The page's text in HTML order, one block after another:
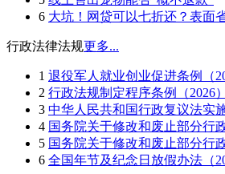
6 大坑！网贷可以七折还？表面
行政法律法规更多...
1 退役军人就业创业促进条例（
2 行政法规制定程序条例（2026）
3 中华人民共和国行政复议法实
4 国务院关于修改和废止部分行
5 国务院关于修改和废止部分行
6 全国年节及纪念日放假办法（